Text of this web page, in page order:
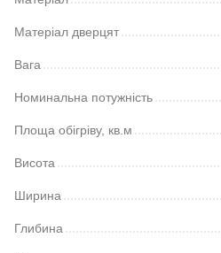
Матеріал дверцят
Вага
Номинальна потужність
Площа обігріву, кв.м
Висота
Ширина
Глибина